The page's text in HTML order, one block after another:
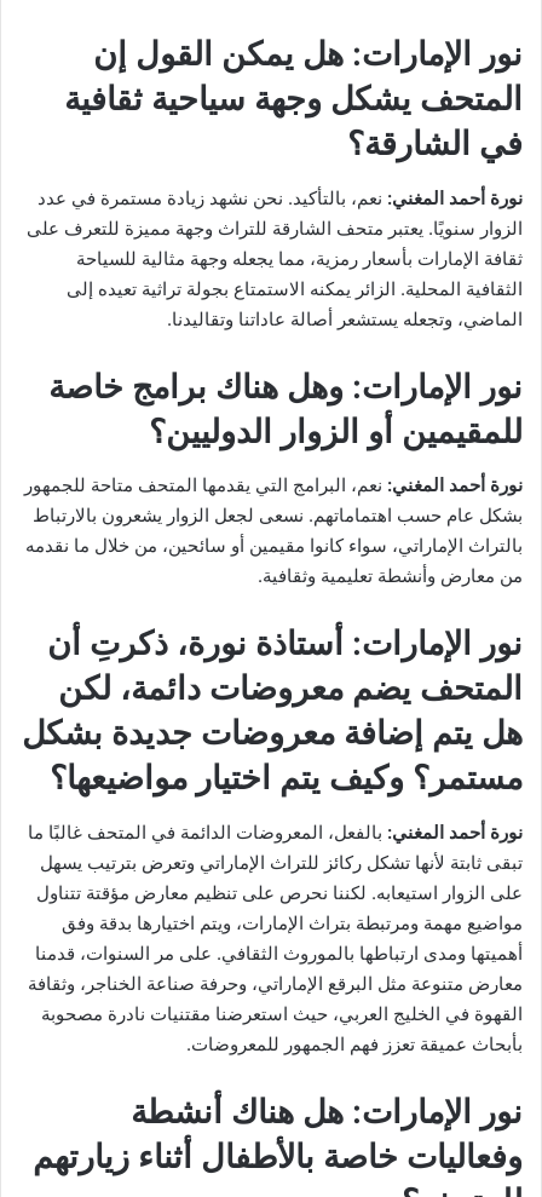
نور الإمارات: هل يمكن القول إن
المتحف يشكل وجهة سياحية ثقافية
في الشارقة؟
نورة أحمد المغني: نعم، بالتأكيد. نحن نشهد زيادة مستمرة في عدد
الزوار سنويًا. يعتبر متحف الشارقة للتراث وجهة مميزة للتعرف على
ثقافة الإمارات بأسعار رمزية، مما يجعله وجهة مثالية للسياحة
الثقافية المحلية. الزائر يمكنه الاستمتاع بجولة تراثية تعيده إلى
الماضي، وتجعله يستشعر أصالة عاداتنا وتقاليدنا.
نور الإمارات: وهل هناك برامج خاصة
للمقيمين أو الزوار الدوليين؟
نورة أحمد المغني: نعم، البرامج التي يقدمها المتحف متاحة للجمهور
بشكل عام حسب اهتماماتهم. نسعى لجعل الزوار يشعرون بالارتباط
بالتراث الإماراتي، سواء كانوا مقيمين أو سائحين، من خلال ما نقدمه
من معارض وأنشطة تعليمية وثقافية.
نور الإمارات: أستاذة نورة، ذكرتِ أن
المتحف يضم معروضات دائمة، لكن
هل يتم إضافة معروضات جديدة بشكل
مستمر؟ وكيف يتم اختيار مواضيعها؟
نورة أحمد المغني: بالفعل، المعروضات الدائمة في المتحف غالبًا ما
تبقى ثابتة لأنها تشكل ركائز للتراث الإماراتي وتعرض بترتيب يسهل
على الزوار استيعابه. لكننا نحرص على تنظيم معارض مؤقتة تتناول
مواضيع مهمة ومرتبطة بتراث الإمارات، ويتم اختيارها بدقة وفق
أهميتها ومدى ارتباطها بالموروث الثقافي. على مر السنوات، قدمنا
معارض متنوعة مثل البرقع الإماراتي، وحرفة صناعة الخناجر، وثقافة
القهوة في الخليج العربي، حيث استعرضنا مقتنيات نادرة مصحوبة
بأبحاث عميقة تعزز فهم الجمهور للمعروضات.
نور الإمارات: هل هناك أنشطة
وفعاليات خاصة بالأطفال أثناء زيارتهم